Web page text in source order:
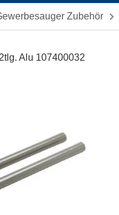
Zubehör
Alu 107400032